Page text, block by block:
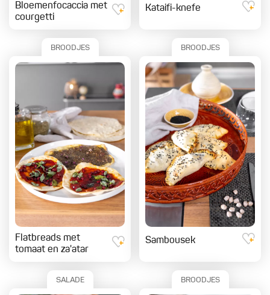
Bloemenfocaccia met
courgetti
Kataifi-knefe
BROODJES
Flatbreads met
tomaat en za'atar
BROODJES
Sambousek
SALADE BROODJES